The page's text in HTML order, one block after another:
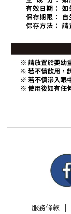
服務條款|